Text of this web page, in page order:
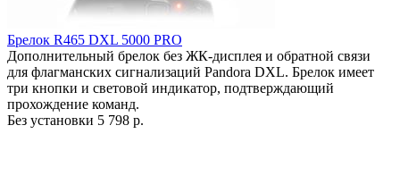
Брелок R465 DXL 5000 PRO
Дополнительный брелок без ЖК-дисплея и обратной связи
для флагманских сигнализаций Pandora DXL. Брелок имеет
три кнопки и световой индикатор, подтверждающий
прохождение команд.
Без установки 5 798 р.